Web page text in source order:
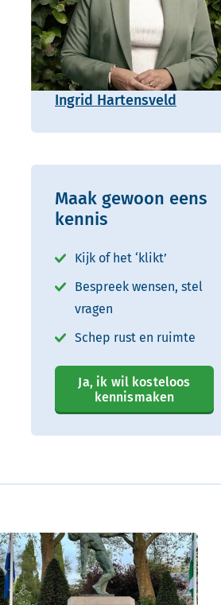
Ingrid Hartensveld
Maak gewoon eens
kennis
Kijk of het ‘klikt’
Bespreek wensen, stel
vragen
Schep rust en ruimte
Ja, ik wil kosteloos
kennismaken